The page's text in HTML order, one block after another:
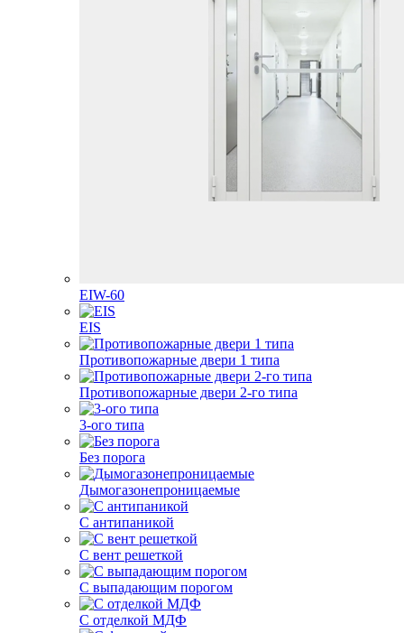
EIW-60
EIS
Противопожарные двери 1 типа
Противопожарные двери 2-го типа
3-ого типа
Без порога
Дымогазонепроницаемые
С антипаникой
С вент решеткой
С выпадающим порогом
С отделкой МДФ